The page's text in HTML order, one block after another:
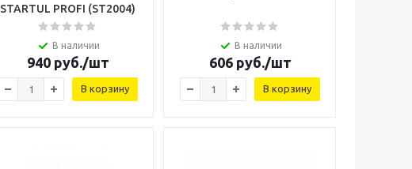
STARTUL PROFI (ST2004)
В наличии
940руб./шт
В корзину
В наличии
606руб./шт
В корзину